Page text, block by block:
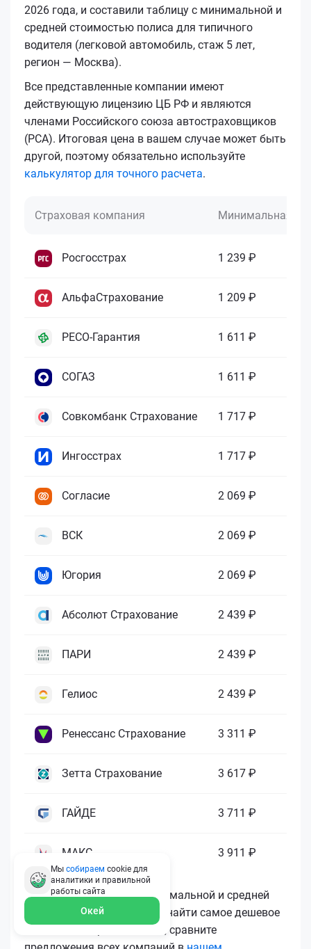
2026 года, и составили таблицу с минимальной и
средней стоимостью полиса для типичного
водителя (легковой автомобиль, стаж 5 лет,
регион — Москва).
Все представленные компании имеют
действующую лицензию ЦБ РФ и являются
членами Российского союза автостраховщиков
(РСА). Итоговая цена в вашем случае может быть
другой, поэтому обязательно используйте
калькулятор для точного расчета.
Страховая компания Минимальная
Росгосстрах 1 239 ₽
АльфаСтрахование 1 209 ₽
РЕСО-Гарантия 1 611 ₽
СОГАЗ 1 611 ₽
Совкомбанк Страхование 1 717 ₽
Ингосстрах 1 717 ₽
Согласие 2 069 ₽
ВСК 2 069 ₽
Югория 2 069 ₽
Абсолют Страхование 2 439 ₽
ПАРИ 2 439 ₽
Гелиос 2 439 ₽
Ренессанс Страхование 3 311 ₽
Зетта Страхование 3 617 ₽
ГАЙДЕ 3 711 ₽
МАКС 3 911 ₽
Как видите, разница в минимальной и средней
цене существенная. Чтобы найти самое дешевое
ОСАГО и не переплачивать, сравните
Мы собираем cookie для
аналитики и правильной
работы сайта
Окей